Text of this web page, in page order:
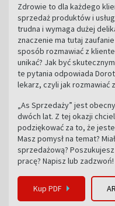
Zdrowie to dla każdego
sprzedaż produktów i
trudna i wymaga dużej
znaczenie ma tutaj
sposób rozmawiać z
unikać? Jak być
te pytania odpowiada
lekarz, czyli jak rozmawiać
„As Sprzedaży” jest
dwóch lat. Z tej okazji
podziękować za to, że
Masz pomysł na temat?
sprzedażową?
pracę? Napisz lub zadzwoń!
Kup PDF